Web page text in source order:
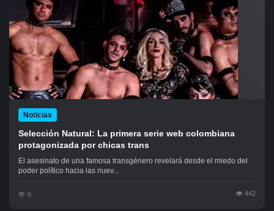
Noticias
Selección Natural: La primera serie web colombiana
protagonizada por chicas trans
El asesinato de una famosa transgénero revelará desde el miedo del
poder político hacia las nuev...
0 442